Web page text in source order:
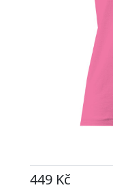
449 Kč